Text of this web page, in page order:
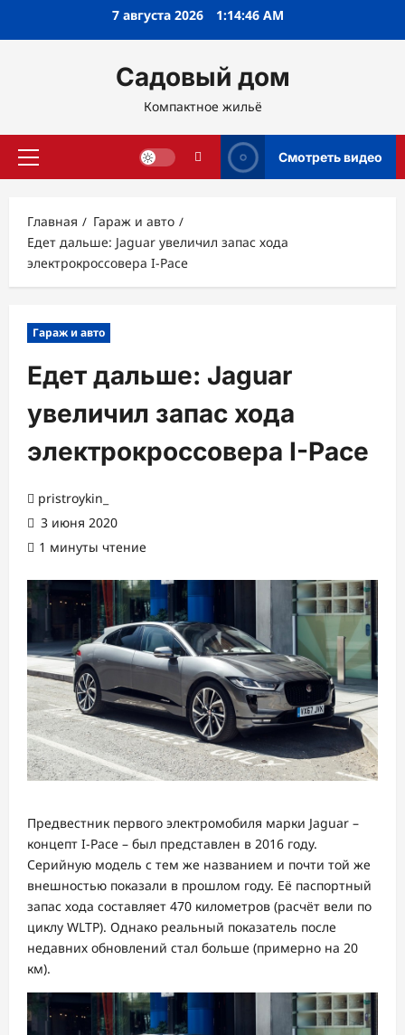
7 августа 2026 1:14:47 AM
Садовый дом
Компактное жильё
Основное
Смотреть видео
Главная
Гараж и авто
Едет дальше: Jaguar увеличил запас хода
электрокроссовера I-Pace
Гараж и авто
Едет дальше: Jaguar
увеличил запас хода
электрокроссовера I-Pace
pristroykin_
3 июня 2020
1 минуты чтение
Предвестник первого электромобиля марки Jaguar –
концепт I-Pace – был представлен в 2016 году.
Серийную модель с тем же названием и почти той же
внешностью показали в прошлом году. Её паспортный
запас хода составляет 470 километров (расчёт вели по
циклу WLTP). Однако реальный показатель после
недавних обновлений стал больше (примерно на 20
км).